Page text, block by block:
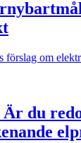
förslag om
Är du